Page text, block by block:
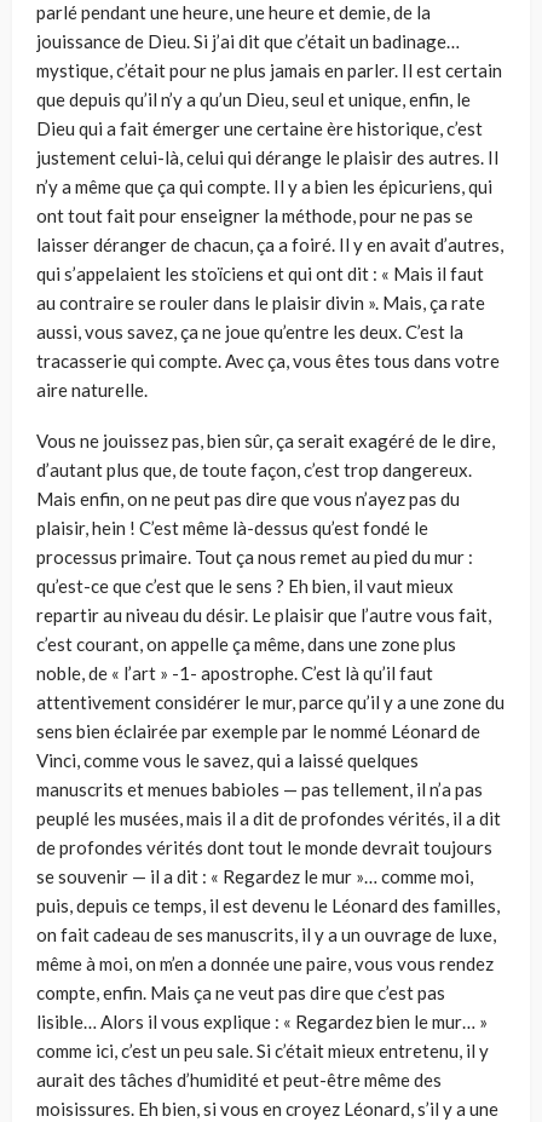
parlé pendant une heure, une heure et demie, de la
jouissance de Dieu. Si j’ai dit que c’était un badinage…
mystique, c’était pour ne plus jamais en parler. Il est certain
que depuis qu’il n’y a qu’un Dieu, seul et unique, enfin, le
Dieu qui a fait émerger une certaine ère historique, c’est
justement celui-là, celui qui dérange le plaisir des autres. Il
n’y a même que ça qui compte. Il y a bien les épicuriens, qui
ont tout fait pour enseigner la méthode, pour ne pas se
laisser déranger de chacun, ça a foiré. Il y en avait d’autres,
qui s’appelaient les stoïciens et qui ont dit : « Mais il faut
au contraire se rouler dans le plaisir divin ». Mais, ça rate
aussi, vous savez, ça ne joue qu’entre les deux. C’est la
tracasserie qui compte. Avec ça, vous êtes tous dans votre
aire naturelle.
Vous ne jouissez pas, bien sûr, ça serait exagéré de le dire,
d’autant plus que, de toute façon, c’est trop dangereux.
Mais enfin, on ne peut pas dire que vous n’ayez pas du
plaisir, hein ! C’est même là-dessus qu’est fondé le
processus primaire. Tout ça nous remet au pied du mur :
qu’est-ce que c’est que le sens ? Eh bien, il vaut mieux
repartir au niveau du désir. Le plaisir que l’autre vous fait,
c’est courant, on appelle ça même, dans une zone plus
noble, de « l’art » -1- apostrophe. C’est là qu’il faut
attentivement considérer le mur, parce qu’il y a une zone du
sens bien éclairée par exemple par le nommé Léonard de
Vinci, comme vous le savez, qui a laissé quelques
manuscrits et menues babioles — pas tellement, il n’a pas
peuplé les musées, mais il a dit de profondes vérités, il a dit
de profondes vérités dont tout le monde devrait toujours
se souvenir — il a dit : « Regardez le mur »… comme moi,
puis, depuis ce temps, il est devenu le Léonard des familles,
on fait cadeau de ses manuscrits, il y a un ouvrage de luxe,
même à moi, on m’en a donnée une paire, vous vous rendez
compte, enfin. Mais ça ne veut pas dire que c’est pas
lisible… Alors il vous explique : « Regardez bien le mur… »
comme ici, c’est un peu sale. Si c’était mieux entretenu, il y
aurait des tâches d’humidité et peut-être même des
moisissures. Eh bien, si vous en croyez Léonard, s’il y a une